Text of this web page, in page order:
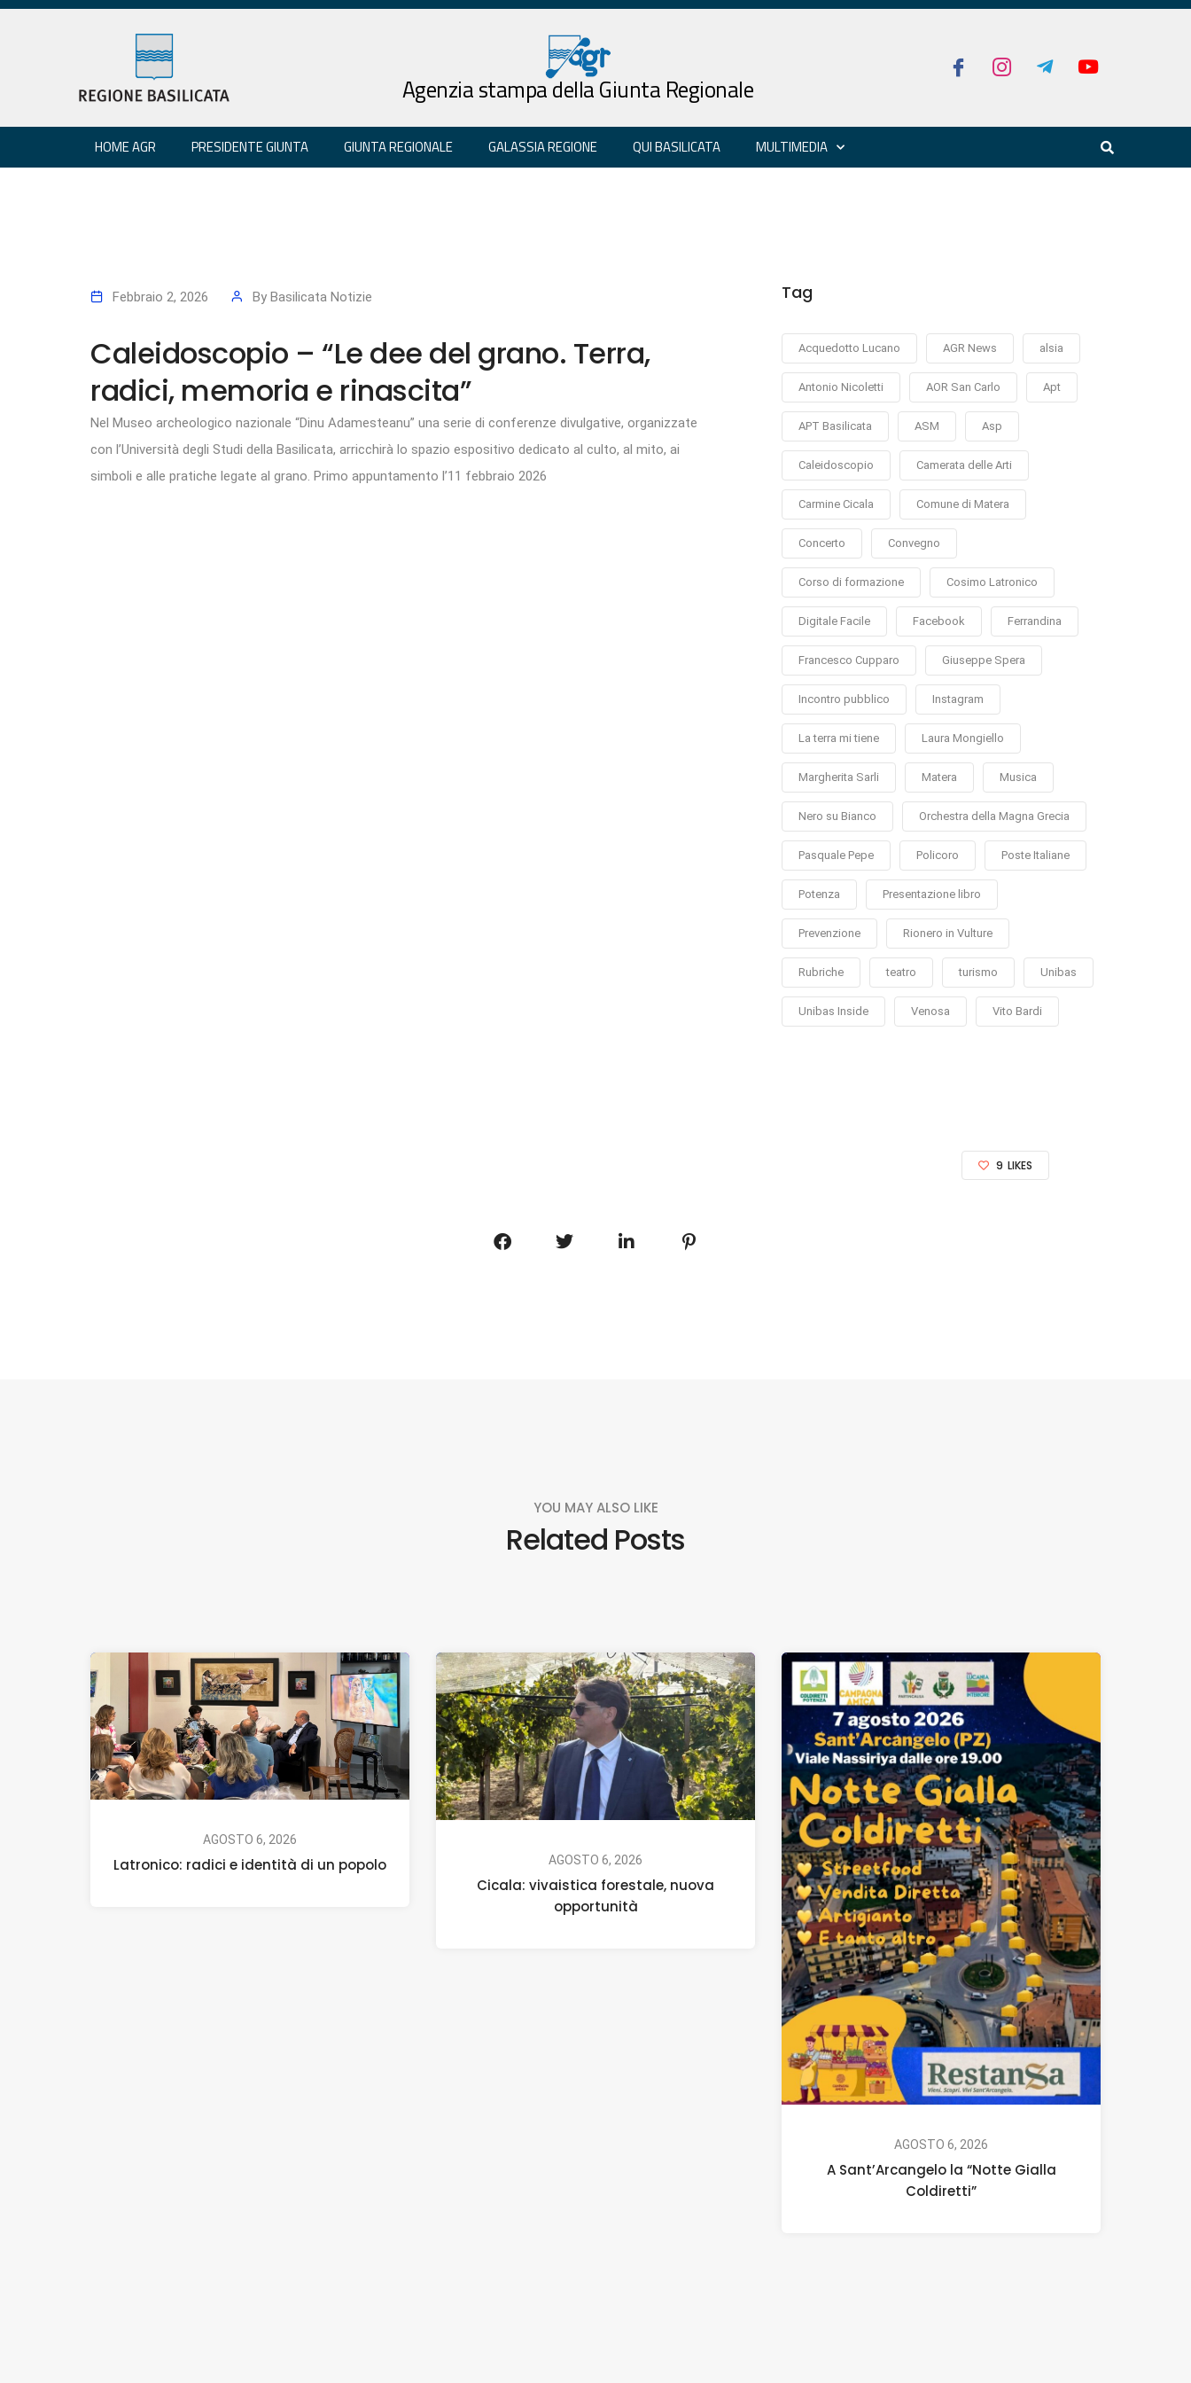
Agenzia stampa della Giunta Regionale
HOME AGR PRESIDENTE GIUNTA GIUNTA REGIONALE GALASSIA REGIONE QUI BASILICATA MULTIMEDIA
Febbraio 2, 2026 By Basilicata Notizie
Caleidoscopio – “Le dee del grano. Terra,
radici, memoria e rinascita”
Nel Museo archeologico nazionale “Dinu Adamesteanu” una serie di conferenze divulgative, organizzate
con l’Università degli Studi della Basilicata, arricchirà lo spazio espositivo dedicato al culto, al mito, ai
simboli e alle pratiche legate al grano. Primo appuntamento l’11 febbraio 2026
Tag
Acquedotto Lucano AGR News alsia
Antonio Nicoletti AOR San Carlo Apt
APT Basilicata ASM Asp
Caleidoscopio Camerata delle Arti
Carmine Cicala Comune di Matera
Concerto Convegno
Corso di formazione Cosimo Latronico
Digitale Facile Facebook Ferrandina
Francesco Cupparo Giuseppe Spera
Incontro pubblico Instagram
La terra mi tiene Laura Mongiello
Margherita Sarli Matera Musica
Nero su Bianco Orchestra della Magna Grecia
Pasquale Pepe Policoro Poste Italiane
Potenza Presentazione libro
Prevenzione Rionero in Vulture
Rubriche teatro turismo Unibas
Unibas Inside Venosa Vito Bardi
9 LIKES
YOU MAY ALSO LIKE
Related Posts
AGOSTO 6, 2026
Latronico: radici e identità di un popolo AGOSTO 6, 2026
Cicala: vivaistica forestale, nuova
opportunità
AGOSTO 6, 2026
A Sant’Arcangelo la “Notte Gialla
Coldiretti”